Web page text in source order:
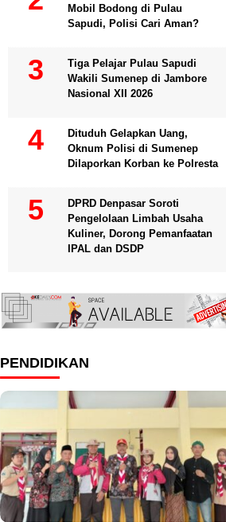
Mobil Bodong di Pulau
Sapudi, Polisi Cari Aman?
Tiga Pelajar Pulau Sapudi
Wakili Sumenep di Jambore
Nasional XII 2026
Dituduh Gelapkan Uang,
Oknum Polisi di Sumenep
Dilaporkan Korban ke Polresta
DPRD Denpasar Soroti
Pengelolaan Limbah Usaha
Kuliner, Dorong Pemanfaatan
IPAL dan DSDP
PENDIDIKAN